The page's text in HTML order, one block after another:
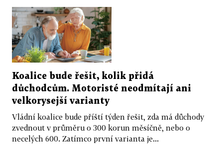
Koalice bude řešit, kolik přidá
důchodcům. Motoristé neodmítají ani
velkorysejší varianty
Vládní koalice bude příští týden řešit, zda má důchody
zvednout v průměru o 300 korun měsíčně, nebo o
necelých 600. Zatímco první varianta je...